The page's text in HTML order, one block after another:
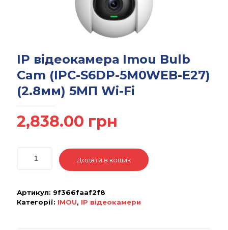
IP відеокамера Imou Bulb
Cam (IPC-S6DP-5M0WEB-E27)
(2.8мм) 5МП Wi-Fi
2,838.00 грн
Додати в кошик
Артикул: 9f366faaf2f8
Категорії: IMOU, IP відеокамери